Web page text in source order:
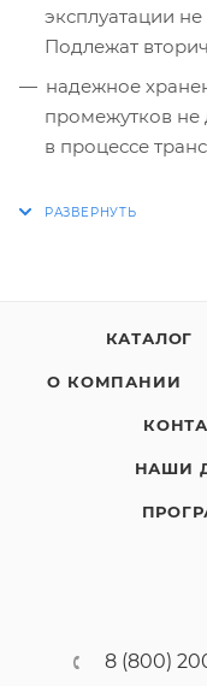
эксплуатации
Подлежат
надежное
промежутков не
в процессе
КАТАЛОГ
О КОМПАНИИ
НАШИ
8 (800)